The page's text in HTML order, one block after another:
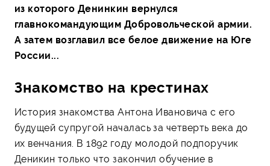
из которого Денинкин вернулся
главнокомандующим Добровольческой армии.
А затем возглавил все белое движение на Юге
России...
Знакомство на крестинах
История знакомства Антона Ивановича с его
будущей супругой началась за четверть века до
их венчания. В 1892 году молодой подпоручик
Деникин только что закончил обучение в